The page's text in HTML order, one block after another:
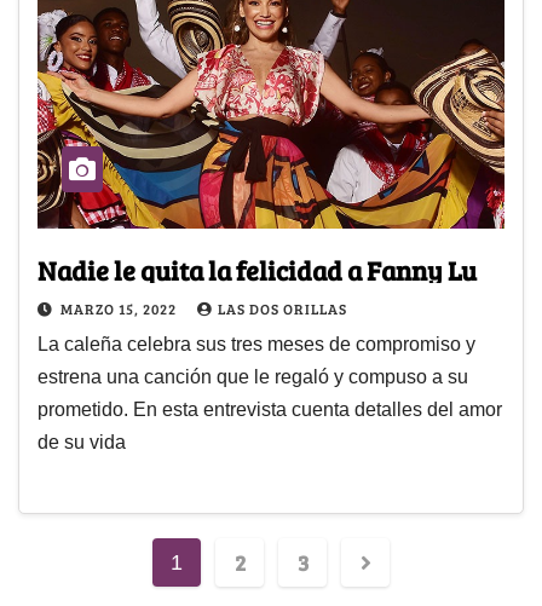
Nadie le quita la felicidad a Fanny Lu
MARZO 15, 2022 LAS DOS ORILLAS
La caleña celebra sus tres meses de compromiso y
estrena una canción que le regaló y compuso a su
prometido. En esta entrevista cuenta detalles del amor
de su vida
1 2 3